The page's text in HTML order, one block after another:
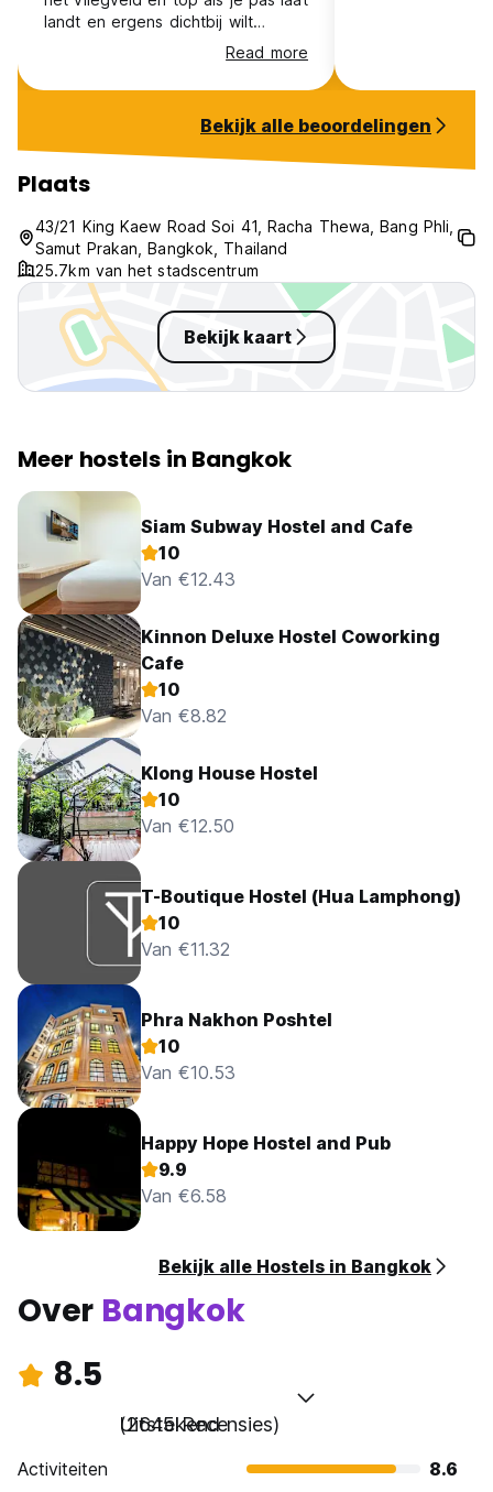
landt en ergens dichtbij wilt
slapen. Zeker een aanraderRead more
Bekijk alle beoordelingen
Plaats
43/21 King Kaew Road Soi 41, Racha Thewa, Bang Phli,
Samut Prakan, Bangkok, Thailand
25.7km van het stadscentrum
Bekijk kaart
Meer hostels in Bangkok
Siam Subway Hostel and Cafe
10
Van €12.43
Kinnon Deluxe Hostel Coworking
Cafe
10
Van €8.82
Klong House Hostel
10
Van €12.50
T-Boutique Hostel (Hua Lamphong)
10
Van €11.32
Phra Nakhon Poshtel
10
Van €10.53
Happy Hope Hostel and Pub
9.9
Van €6.58
Bekijk alle Hostels in Bangkok
Over Bangkok
8.5
Uitstekend
(2645 Recensies)
Activiteiten
8.6